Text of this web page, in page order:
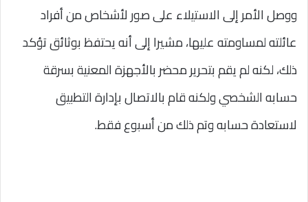
ووصل الأمر إلى الاستيلاء على صور لأشخاص من أفراد
عائلته لمساومته عليها، مشيرا إلى أنه يحتفظ بوثائق تؤكد
ذلك، لكنه لم يقم بتحرير محضر بالأجهزة المعنية بسرقة
حسابه الشخصي ولكنه قام بالاتصال بإدارة التطبيق
لاستعادة حسابه وتم ذلك من أسبوع فقط.